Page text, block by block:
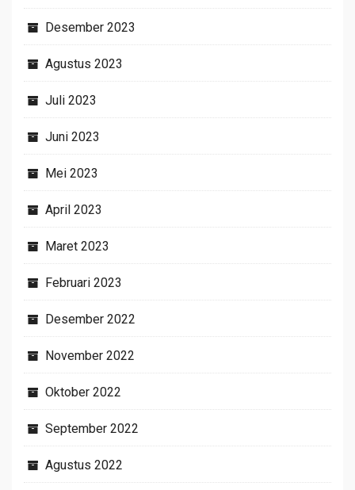
Desember 2023
Agustus 2023
Juli 2023
Juni 2023
Mei 2023
April 2023
Maret 2023
Februari 2023
Desember 2022
November 2022
Oktober 2022
September 2022
Agustus 2022